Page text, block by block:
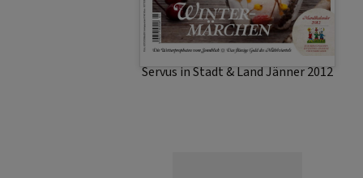
Servus in Stadt & Land Jänner 2012